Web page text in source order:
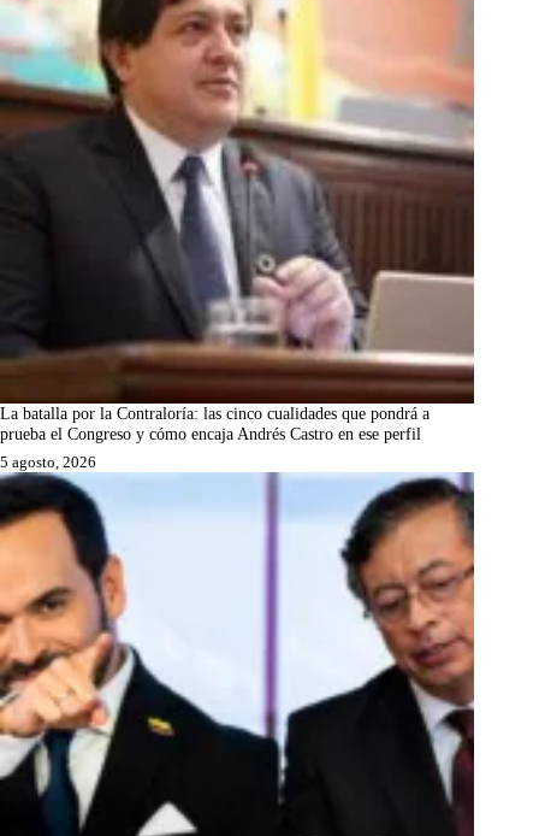
La batalla por la Contraloría: las cinco cualidades que pondrá a
prueba el Congreso y cómo encaja Andrés Castro en ese perfil
5 agosto, 2026